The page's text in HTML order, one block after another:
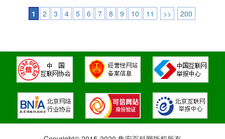
1 2 3 4 5 6 7 8 9 10 11 >> 200